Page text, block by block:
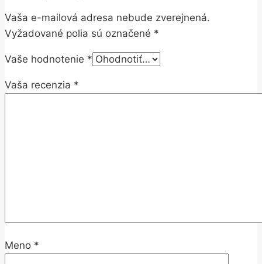
Vaša e-mailová adresa nebude zverejnená.
Vyžadované polia sú označené *
Vaše hodnotenie *
Vaša recenzia *
Meno *